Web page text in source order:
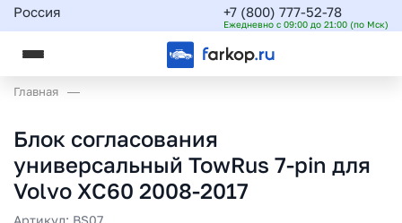
Россия +7 (800) 777-52-78
Ежедневно с 09:00 до 21:00 (по Мск)
Главная
Блок согласования
универсальный TowRus 7-pin для
Volvo XC60 2008-2017
Артикул: BS07